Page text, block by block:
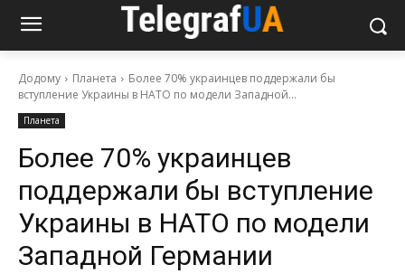
Додому Планета
Более 70% украинцев поддержали бы
вступление Украины в НАТО по модели Западной...
Планета
Более 70% украинцев
поддержали бы вступление
Украины в НАТО по модели
Западной Германии